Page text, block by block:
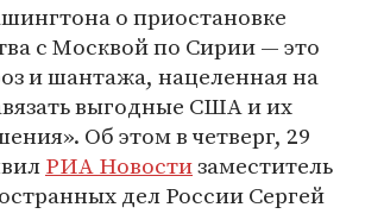
о приостановке
с Москвой по Сирии — это
и шантажа, нацеленная на
выгодные США и их
Об этом в четверг, 29
РИА Новостизаместитель
дел России Сергей